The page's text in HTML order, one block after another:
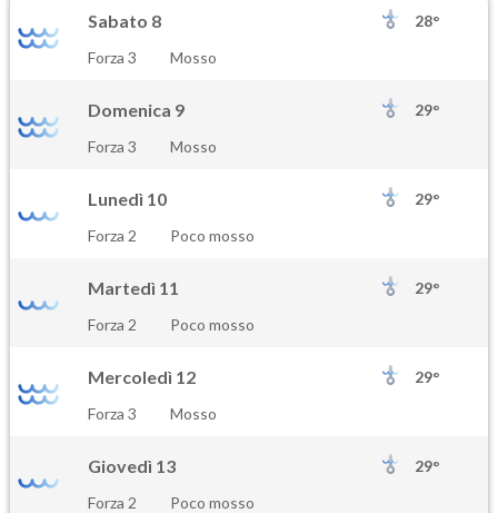
Sabato 8
28°
Forza 3
Mosso
Domenica 9
29°
Forza 3
Mosso
Lunedì 10
29°
Forza 2
Poco mosso
Martedì 11
29°
Forza 2
Poco mosso
Mercoledì 12
29°
Forza 3
Mosso
Giovedì 13
29°
Forza 2
Poco mosso